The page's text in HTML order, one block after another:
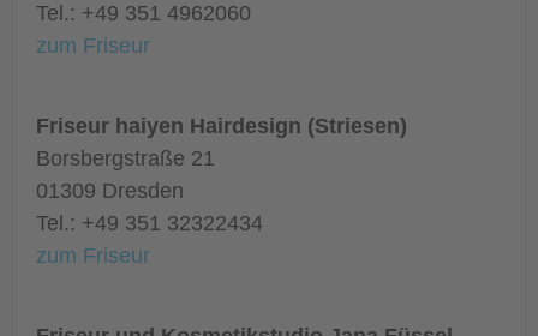
Tel.: +49 351 4962060
zum Friseur
Friseur haiyen Hairdesign (Striesen)
Borsbergstraße 21
01309 Dresden
Tel.: +49 351 32322434
zum Friseur